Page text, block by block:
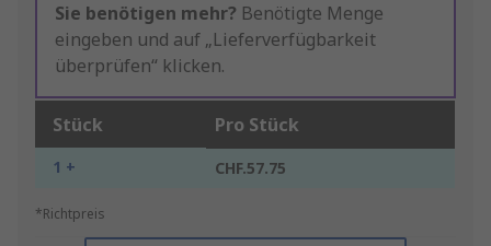
Sie benötigen mehr? Benötigte Menge
eingeben und auf „Lieferverfügbarkeit
überprüfen“ klicken.
Stück Pro Stück
1 + CHF.57.75
*Richtpreis